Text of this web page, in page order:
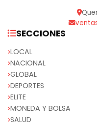
SECCIONES
LOCAL
NACIONAL
GLOBAL
DEPORTES
ELITE
MONEDA Y BOLSA
SALUD